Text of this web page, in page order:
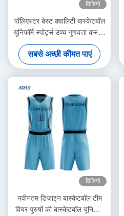
विडियो
पॉलिएस्टर बेस्ट क्वालिटी बास्केटबॉल
यूनिफॉर्म स्पोर्ट्स उच्च गुणवत्ता कस्टम
बनाया छलावरण मुद्रण पुरुषों के लिए
बास्केटबॉल यूनिफॉर्म OEM सर्विस
सबसे अच्छी कीमत पाएं
विडियो
नवीनतम डिज़ाइन बास्केटबॉल टीम
वियर पुरुषों की बास्केटबॉल यूनिफॉर्म